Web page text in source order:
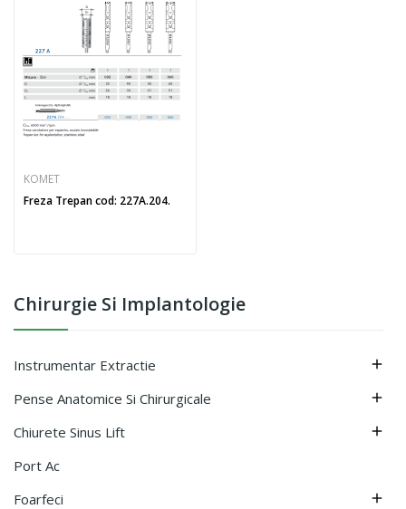
Chirurgie Si Implantologie
Instrumentar Extractie 
Pense Anatomice Si Chirurgicale 
Chiurete Sinus Lift 
Port Ac
Foarfeci

KOMET
Freza Trepan cod: 227A.204.